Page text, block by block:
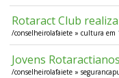
Rotaract Club
/conselheirolafaiete » cultura em
Jovens
/conselheirolafaiete »